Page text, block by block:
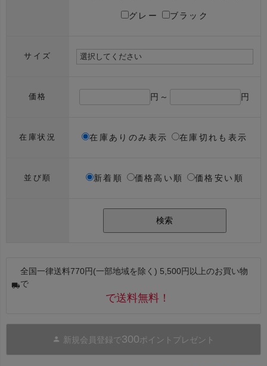
グレー ブラック
サイズ
価格 円～ 円
在庫状況 在庫ありのみ表示 在庫切れも表示
並び順 新着順 価格高い順 価格安い順
検索
全国一律送料770円(一部地域を除く) 5,500円以上のお買い物
で
で送料無料！
新規会員登録で300ポイントプレゼント